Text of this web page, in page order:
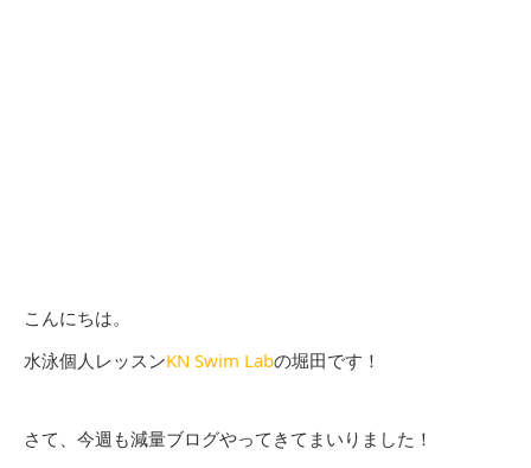
こんにちは。
水泳個人レッスンKN Swim Labの堀田です！
さて、今週も減量ブログやってきてまいりました！